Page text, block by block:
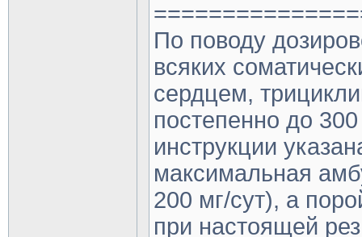
По поводу
всяких
сердцем,
постепенно до
инструкции
максимальная
200 мг/сут), а
при настоящей